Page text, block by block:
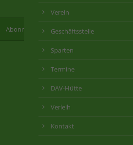
Verein
Geschäftsstelle
Sparten
Termine
DAV-Hütte
Verleih
Kontakt